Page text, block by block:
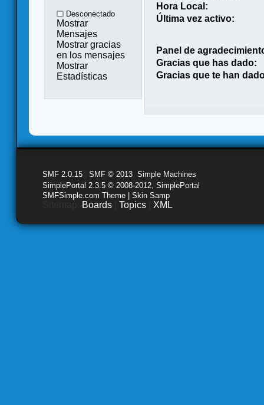
Desconectado
Mostrar
Mensajes
Mostrar gracias
en los mensajes
Mostrar
Estadísticas
Hora Local:
Última vez activo:
Panel de
Gracias que has dado:
Gracias que te han
SMF 2.0.15 SMF © 2013 Simple Machines
SimplePortal 2.3.5 © 2008-2012, SimplePortal
SMFSimple.com Theme | Skin Samp
Boards Topics XML